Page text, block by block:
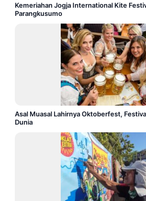
Kemeriahan Jogja International Kite
Parangkusumo
Asal Muasal Lahirnya Oktoberfest,
Dunia